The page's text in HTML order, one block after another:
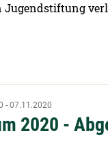
Jugendstiftung
2020 -
- 07.11.2020